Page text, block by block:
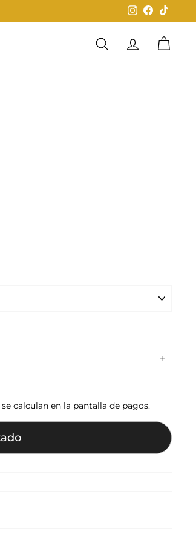
Instagram
Facebook
Buscar CuentaCarrito
se calculan en la pantalla de pagos.